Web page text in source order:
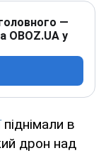
—
OBOZ.UA у
піднімали в
дрон над